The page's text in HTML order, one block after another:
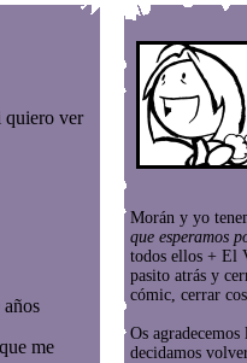
Morán y yo
que esperamos
todos ellos + El
pasito atrás y
cómic, cerrar
Os
decidamos